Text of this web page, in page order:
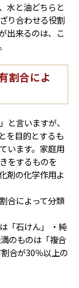
水と油どちらと
り合わせる役割
出来るのは、こ
割合によ
言いますが、
を目的とするも
います。家庭用
をするものを
剤の化学作用よ
合によって分類
「石けん」 ・純
のものは「複合
合が30％以上の